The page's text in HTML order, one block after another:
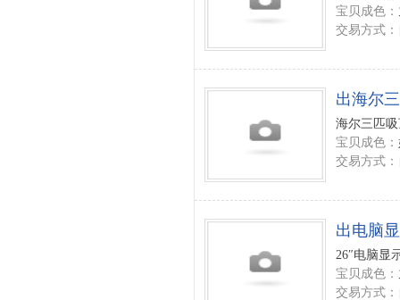
宝贝成色：
交易方式：
出海尔
海尔三匹
宝贝成色：
交易方式：
出电脑
26″电脑显
宝贝成色：
交易方式：